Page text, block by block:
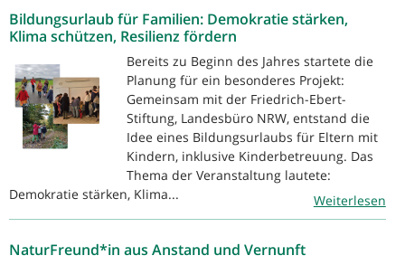
Bildungsurlaub für Familien: Demokratie stärken,
Klima schützen, Resilienz fördern
Bereits zu Beginn des Jahres startete die
Planung für ein besonderes Projekt:
Gemeinsam mit der Friedrich-Ebert-
Stiftung, Landesbüro NRW, entstand die
Idee eines Bildungsurlaubs für Eltern mit
Kindern, inklusive Kinderbetreuung. Das
Thema der Veranstaltung lautete:
Demokratie stärken, Klima...
Weiterlesen
NaturFreund*in aus Anstand und Vernunft